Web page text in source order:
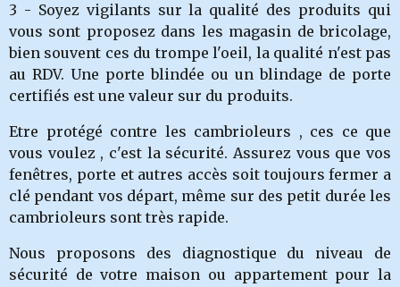
3 - Soyez vigilants sur la qualité des produits qui
vous sont proposez dans les magasin de bricolage,
bien souvent ces du trompe l'oeil, la qualité n'est pas
au RDV. Une porte blindée ou un blindage de porte
certifiés est une valeur sur du produits.
Etre protégé contre les cambrioleurs , ces ce que
vous voulez , c'est la sécurité. Assurez vous que vos
fenêtres, porte et autres accès soit toujours fermer a
clé pendant vos départ, même sur des petit durée les
cambrioleurs sont très rapide.
Nous proposons des diagnostique du niveau de
sécurité de votre maison ou appartement pour la